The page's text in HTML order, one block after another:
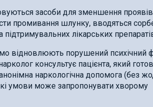
засоби для зменшення проявів
промивання шлунку, вводяться
лікарських
відновлюють порушений психічний
консультує пацієнта, який
наркологічна допомога (без
умови може запропонувати хворому